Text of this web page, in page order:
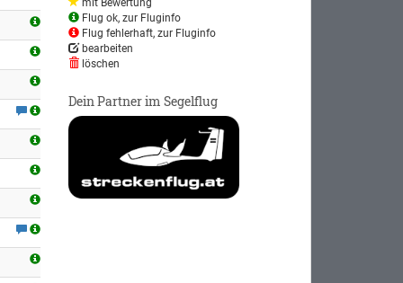
mit Bewertung
Flug ok, zur Fluginfo
Flug fehlerhaft, zur Fluginfo
bearbeiten
löschen
Dein Partner im Segelflug